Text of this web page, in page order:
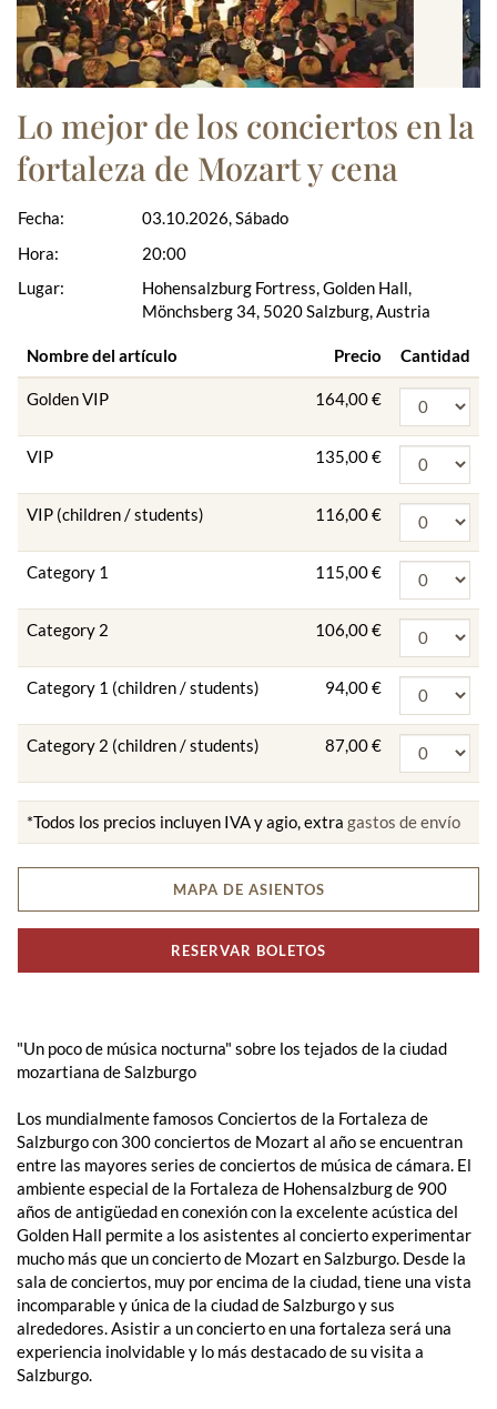
Lo mejor de los conciertos en la
fortaleza de Mozart y cena
Fecha:
Hora:
Lugar:
03.10.2026, Sábado
20:00
Hohensalzburg Fortress, Golden Hall,
Mönchsberg 34, 5020 Salzburg, Austria
Nombre del artículo Precio Cantidad
Golden VIP 164,00 €
VIP 135,00 €
VIP (children / students) 116,00 €
Category 1 115,00 €
Category 2 106,00 €
Category 1 (children / students) 94,00 €
Category 2 (children / students) 87,00 €
*Todos los precios incluyen IVA y agio, extra gastos de envío
MAPA DE ASIENTOS
RESERVAR BOLETOS
"Un poco de música nocturna" sobre los tejados de la ciudad
mozartiana de Salzburgo
Los mundialmente famosos Conciertos de la Fortaleza de
Salzburgo con 300 conciertos de Mozart al año se encuentran
entre las mayores series de conciertos de música de cámara. El
ambiente especial de la Fortaleza de Hohensalzburg de 900
años de antigüedad en conexión con la excelente acústica del
Golden Hall permite a los asistentes al concierto experimentar
mucho más que un concierto de Mozart en Salzburgo. Desde la
sala de conciertos, muy por encima de la ciudad, tiene una vista
incomparable y única de la ciudad de Salzburgo y sus
alrededores. Asistir a un concierto en una fortaleza será una
experiencia inolvidable y lo más destacado de su visita a
Salzburgo.